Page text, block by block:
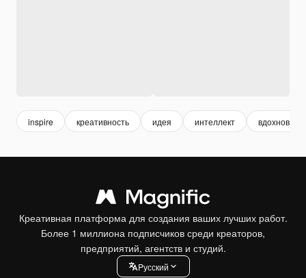
inspire креативность идея интеллект
Креативная платформа для создания ваших лучших работ.
Более 1 миллиона подписчиков среди креаторов,
предприятий, агентств и студий.
Pусский